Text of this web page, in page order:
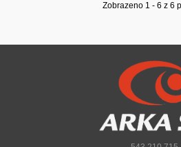
Zobrazeno 1 - 6 z 6